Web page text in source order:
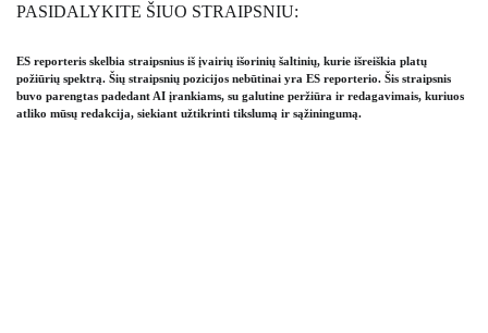
PASIDALYKITE ŠIUO STRAIPSNIU:
ES reporteris skelbia straipsnius iš įvairių išorinių šaltinių, kurie išreiškia platų
požiūrių spektrą. Šių straipsnių pozicijos nebūtinai yra ES reporterio. Šis straipsnis
buvo parengtas padedant AI įrankiams, su galutine peržiūra ir redagavimais, kuriuos
atliko mūsų redakcija, siekiant užtikrinti tikslumą ir sąžiningumą.